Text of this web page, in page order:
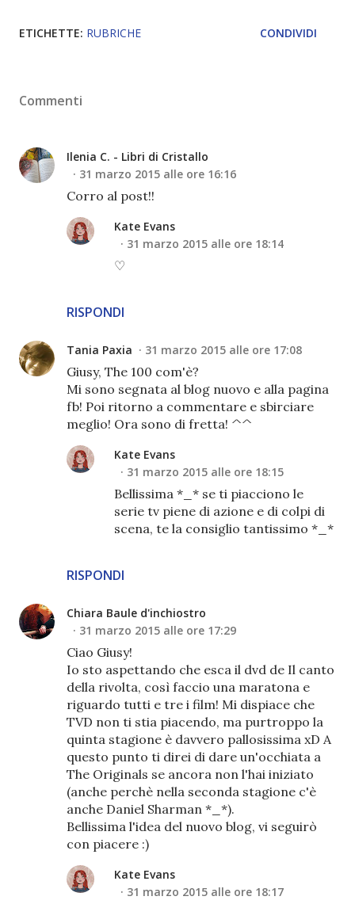
ETICHETTE: RUBRICHE CONDIVIDI
Commenti
Ilenia C. - Libri di Cristallo
31 marzo 2015 alle ore 16:16
Corro al post!!
RISPONDI
Kate Evans
31 marzo 2015 alle ore 18:14
♡
Tania Paxia 31 marzo 2015 alle ore 17:08
Giusy, The 100 com'è?
Mi sono segnata al blog nuovo e alla pagina
fb! Poi ritorno a commentare e sbirciare
meglio! Ora sono di fretta! ^^
RISPONDI
Kate Evans
31 marzo 2015 alle ore 18:15
Bellissima *_* se ti piacciono le
serie tv piene di azione e di colpi di
scena, te la consiglio tantissimo *_*
Chiara Baule d'inchiostro
31 marzo 2015 alle ore 17:29
Ciao Giusy!
Io sto aspettando che esca il dvd de Il canto
della rivolta, così faccio una maratona e
riguardo tutti e tre i film! Mi dispiace che
TVD non ti stia piacendo, ma purtroppo la
quinta stagione è davvero pallosissima xD A
questo punto ti direi di dare un'occhiata a
The Originals se ancora non l'hai iniziato
(anche perchè nella seconda stagione c'è
anche Daniel Sharman *_*).
Bellissima l'idea del nuovo blog, vi seguirò
con piacere :)
Kate Evans
31 marzo 2015 alle ore 18:17